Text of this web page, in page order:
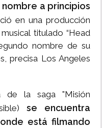
a principios
en una producción
titulado “Head
nombre de su
precisa Los Angeles
de la saga "Misión
se encuentra
está filmando